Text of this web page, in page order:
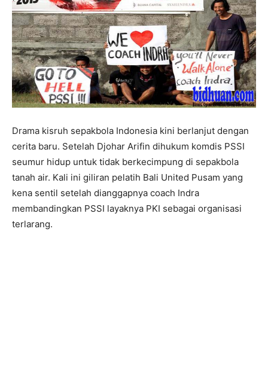
Drama kisruh sepakbola Indonesia kini berlanjut dengan
cerita baru. Setelah Djohar Arifin dihukum komdis PSSI
seumur hidup untuk tidak berkecimpung di sepakbola
tanah air. Kali ini giliran pelatih Bali United Pusam yang
kena sentil setelah dianggapnya coach Indra
membandingkan PSSI layaknya PKI sebagai organisasi
terlarang.